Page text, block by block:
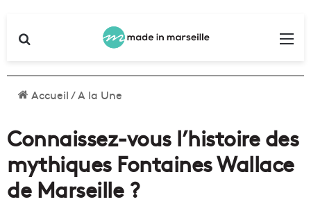
Accueil/A la Une
Connaissez-vous l’histoire des
mythiques Fontaines Wallace
de Marseille ?